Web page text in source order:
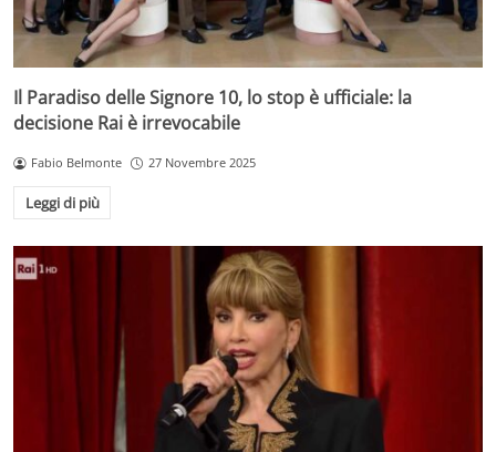
Il Paradiso delle Signore 10, lo stop è ufficiale: la
decisione Rai è irrevocabile
Fabio Belmonte 27 Novembre 2025
Leggi di più